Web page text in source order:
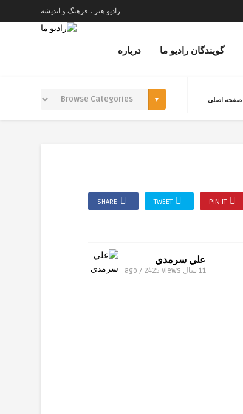
رادیو هنر ، فرهنگ و اندیشه
درباره گویندگان رادیو ما
صفحه اصلی
SHARE TWEET PIN IT
علي سرمدي
11 سال ago / 2425 Views